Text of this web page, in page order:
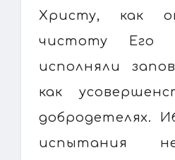
Христу, как
чистоту Его
исполняли
как
добродетелях.
испытания